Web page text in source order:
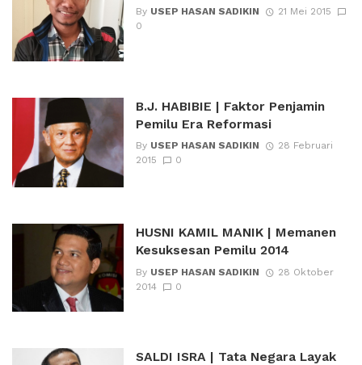
By USEP HASAN SADIKIN
21 Mei 2015
0
B.J. HABIBIE | Faktor Penjamin
Pemilu Era Reformasi
By USEP HASAN SADIKIN
28 Februari
2015
0
HUSNI KAMIL MANIK | Memanen
Kesuksesan Pemilu 2014
By USEP HASAN SADIKIN
28 Oktober
2014
0
SALDI ISRA | Tata Negara Layak